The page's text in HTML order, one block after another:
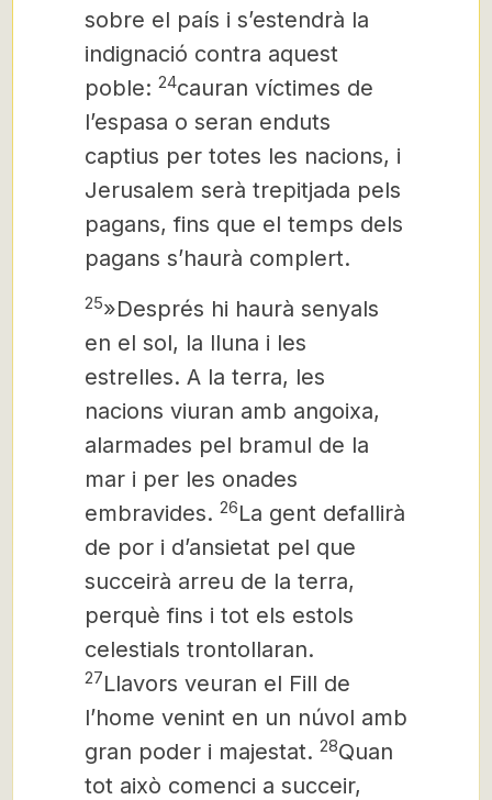
sobre el país i s’estendrà la
indignació contra aquest
poble: 24cauran víctimes de
l’espasa o seran enduts
captius per totes les nacions, i
Jerusalem serà trepitjada pels
pagans, fins que el temps dels
pagans s’haurà complert.
25»Després hi haurà senyals
en el sol, la lluna i les
estrelles. A la terra, les
nacions viuran amb angoixa,
alarmades pel bramul de la
mar i per les onades
embravides. 26La gent defallirà
de por i d’ansietat pel que
succeirà arreu de la terra,
perquè fins i tot els estols
celestials trontollaran.
27Llavors veuran el Fill de
l’home venint en un núvol amb
gran poder i majestat. 28Quan
tot això comenci a succeir,